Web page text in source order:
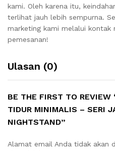
kami. Oleh karena itu,
terlihat jauh lebih sempurna.
marketing kami melalui kontak
pemesanan!
Ulasan (0)
BE THE FIRST TO REVIEW
TIDUR MINIMALIS – SERI
NIGHTSTAND”
Alamat email Anda tidak akan